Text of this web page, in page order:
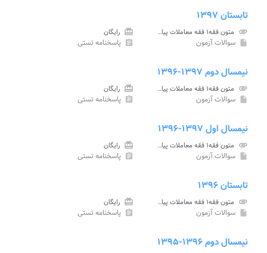
تابستان ۱۳۹۷
attachment متون فقه۱ فقه معاملات پیام نور card_giftcard رایگان
insert_drive_file سوالات آزمون assignment پاسخنامه تستی
نیمسال دوم ۱۳۹۷-۱۳۹۶
attachment متون فقه۱ فقه معاملات پیام نور card_giftcard رایگان
insert_drive_file سوالات آزمون assignment پاسخنامه تستی
نیمسال اول ۱۳۹۷-۱۳۹۶
attachment متون فقه۱ فقه معاملات پیام نور card_giftcard رایگان
insert_drive_file سوالات آزمون assignment پاسخنامه تستی
تابستان ۱۳۹۶
attachment متون فقه۱ فقه معاملات پیام نور card_giftcard رایگان
insert_drive_file سوالات آزمون assignment پاسخنامه تستی
نیمسال دوم ۱۳۹۶-۱۳۹۵